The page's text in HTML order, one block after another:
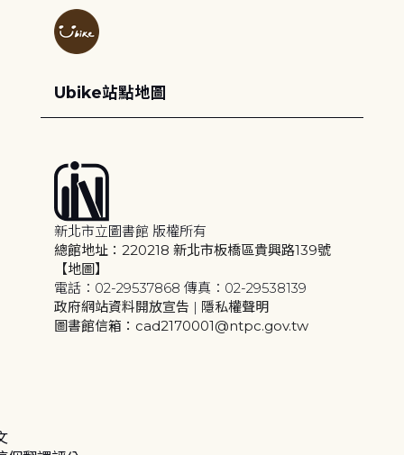
Ubike站點地圖
新北市立圖書館 版權所有
總館地址：220218 新北市板橋區貴興路139號
【地圖】
電話：02-29537868 傳真：02-29538139
政府網站資料開放宣告 | 隱私權聲明
圖書館信箱：cad2170001@ntpc.gov.tw